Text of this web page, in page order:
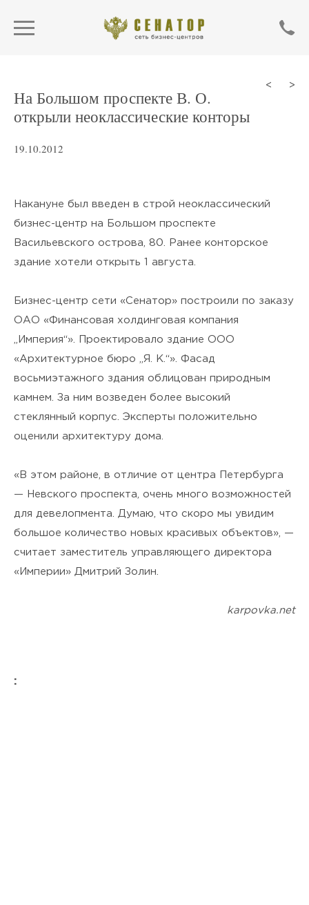
< >
На Большом проспекте В. О.
открыли неоклассические конторы
19.10.2012
Накануне был введен в строй неоклассический
бизнес-центр на Большом проспекте
Васильевского острова, 80. Ранее конторское
здание хотели открыть 1 августа.
Бизнес-центр сети «Сенатор» построили по заказу
ОАО «Финансовая холдинговая компания
„Империя“». Проектировало здание ООО
«Архитектурное бюро „Я. К.“». Фасад
восьмиэтажного здания облицован природным
камнем. За ним возведен более высокий
стеклянный корпус. Эксперты положительно
оценили архитектуру дома.
«В этом районе, в отличие от центра Петербурга
— Невского проспекта, очень много возможностей
для девелопмента. Думаю, что скоро мы увидим
большое количество новых красивых объектов», —
считает заместитель управляющего директора
«Империи» Дмитрий Золин.
karpovka.net
:
ОТПРАВИТЬ
я подтверждаю своё
на обработку персональных
Политикой
конфиденциальности.